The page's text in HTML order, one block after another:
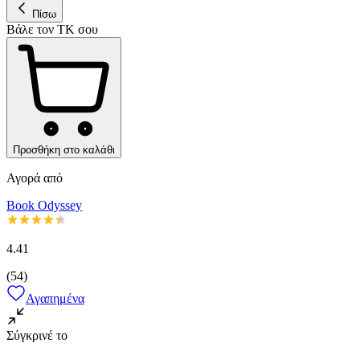
Πίσω
Βάλε τον ΤΚ σου
Προσθήκη στο καλάθι
Αγορά από
Book Odyssey
4.41
(54)
Αγαπημένα
Σύγκρινέ το